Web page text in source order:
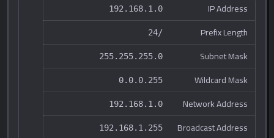
IP Address
192.168.1.0
Prefix Length
/24
Subnet Mask
255.255.255.0
Wildcard Mask
0.0.0.255
Network Address
192.168.1.0
Broadcast Address
192.168.1.255